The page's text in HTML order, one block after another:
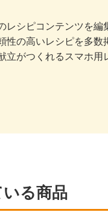
シピコンテンツを
性の高いレシピを多
がつくれるスマホ
る商品